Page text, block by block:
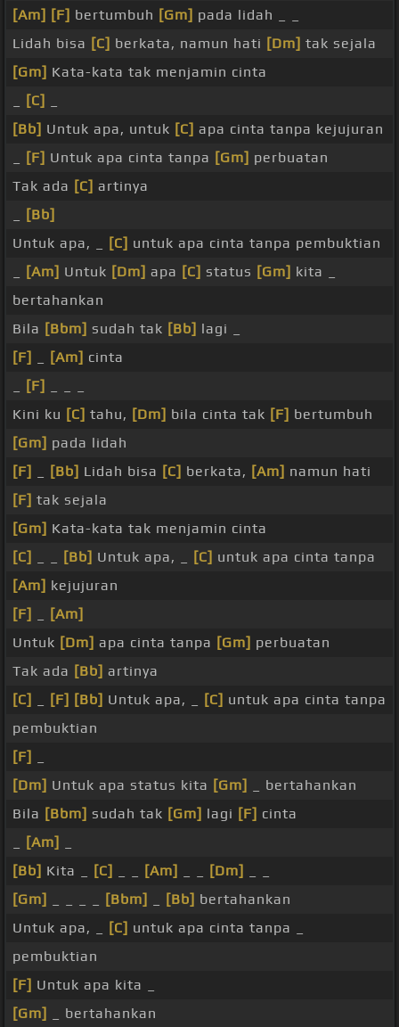
[Am] [F] bertumbuh [Gm] pada lidah _ _
Lidah bisa [C] berkata, namun hati [Dm] tak sejala
[Gm] Kata-kata tak menjamin cinta
[C]
[Bb] Untuk apa, untuk [C] apa cinta tanpa kejujuran
[F] Untuk apa cinta tanpa [Gm] perbuatan
Tak ada [C] artinya
[Bb]
Untuk apa, _
[C] untuk apa cinta tanpa pembuktian
[Am] Untuk [Dm] apa [C] status [Gm] kita _
bertahankan
Bila [Bbm] sudah tak [Bb] lagi _
[F]
[Am] cinta
[F]
Kini ku [C] tahu, [Dm] bila cinta tak [F] bertumbuh
[Gm] pada lidah
[F]
[Bb] Lidah bisa [C] berkata, [Am] namun hati
[F] tak sejala
[Gm] Kata-kata tak menjamin cinta
[C]
[Bb] Untuk apa, _ [C] untuk apa cinta tanpa
[Am] kejujuran
[F]
[Am]
Untuk [Dm] apa cinta tanpa [Gm] perbuatan
Tak ada [Bb] artinya
[C]
[F] [Bb] Untuk apa, _ [C] untuk apa cinta tanpa
pembuktian
[F]
[Dm] Untuk apa status kita [Gm]
_ bertahankan
Bila [Bbm] sudah tak [Gm] lagi [F] cinta
[Am]
[Bb] Kita _ [C] [Am] [Dm]
[Gm]
[Bbm] [Bb] bertahankan
Untuk apa, _
[C] untuk apa cinta tanpa _
pembuktian
[F] Untuk apa kita _
[Gm]
_ bertahankan